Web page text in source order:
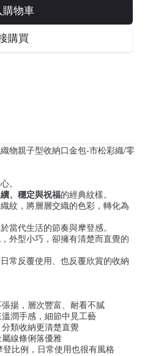
購物車
購買
物親子型收納口金包-市松彩織/零
。
、穩定與祝福的經典紋樣。
紋，將層層交織的色彩，轉化為
當代生活的節奏與摩登感。
外型小巧，卻擁有清楚而直覺的
常反覆使用、也反覆欣賞的收納
張揚，層次豐富、耐看不膩
溫潤手感，細節中見工藝
分類收納更清楚直覺
屬線條俐落優雅
登比例，日常使用也很有風格